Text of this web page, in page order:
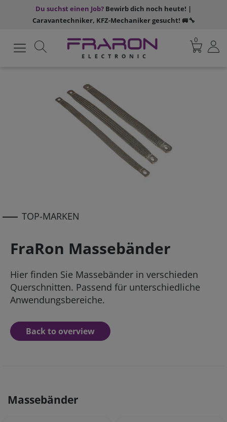
Du suchst einen Job? Bewirb dich noch heute! |
Caravantechniker, KFZ-Mechaniker gesucht! 🚐🔧
0
TOP-MARKEN
FraRon Massebänder
Hier finden Sie Massebänder in verschieden
Querschnitten. Passend für unterschiedliche
Anwendungsbereiche.
Back to overview
Massebänder